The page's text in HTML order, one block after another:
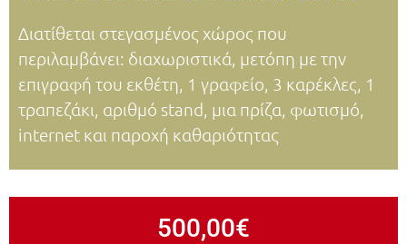
Διατίθεται στεγασμένος χώρος που
περιλαμβάνει: διαχωριστικά, μετόπη με την
επιγραφή του εκθέτη, 1 γραφείο, 3 καρέκλες, 1
τραπεζάκι, αριθμό stand, μια πρίζα, φωτισμό,
internet και παροχή καθαριότητας
500,00€